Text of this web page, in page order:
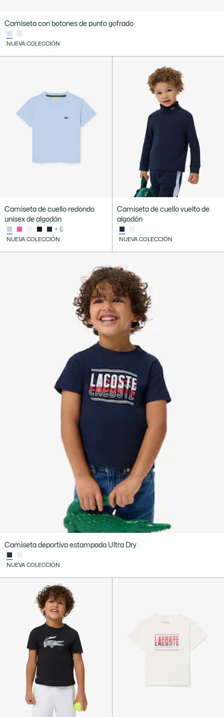
Camiseta con botones de punto gofrado
NUEVA COLECCIÓN
Camiseta de cuello redondo
unisex de algodón
+ 6
NUEVA COLECCIÓN
Camiseta de cuello vuelto de
algodón
NUEVA COLECCIÓN
Camiseta deportiva estampada Ultra Dry
NUEVA COLECCIÓN